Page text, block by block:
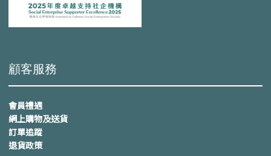
顧客服務
會員禮遇
網上購物及送貨
訂單追蹤
退貨政策